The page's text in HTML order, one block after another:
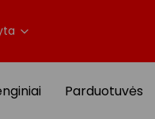
Parduotuvės